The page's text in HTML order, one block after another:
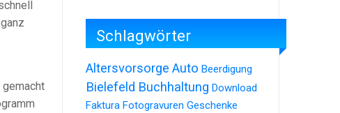
Schlagwörter
Altersvorsorge Auto Beerdigung
Bielefeld Buchhaltung Download
Faktura Fotogravuren Geschenke